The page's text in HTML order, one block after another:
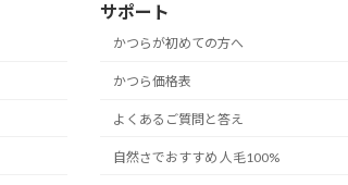
サポート
かつらが初めての方へ
かつら価格表
よくあるご質問と答え
自然さでおすすめ 人毛100%